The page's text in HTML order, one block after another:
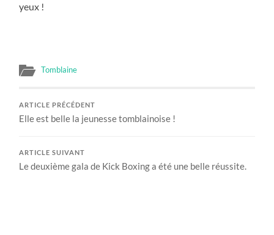
yeux !
Tomblaine
ARTICLE PRÉCÉDENT
Elle est belle la jeunesse tomblainoise !
ARTICLE SUIVANT
Le deuxième gala de Kick Boxing a été une belle réussite.